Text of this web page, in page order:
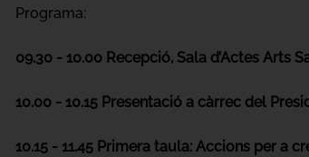
Programa:
09.30 - 10.00 Recepció, Sala d’Actes Arts
10.00 - 10.15 Presentació a càrrec del
10.15 - 11.45 Primera taula: Accions per a